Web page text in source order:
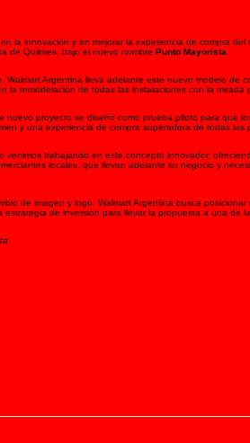
la innovación y en mejorar la experiencia de compra del
de Quilmes, bajo el nuevo nombre Punto Mayorista
Walmart Argentina lleva adelante este nuevo modelo de
la remodelación de todas las instalaciones con la
nuevo proyecto se diseñó como prueba piloto para que
y una experiencia de compra superadora de todas las
venimos trabajando en este concepto innovador,
locales, que llevan adelante su negocio y
de imagen y logo, Walmart Argentina busca
estrategia de inversión para llevar la propuesta a una de